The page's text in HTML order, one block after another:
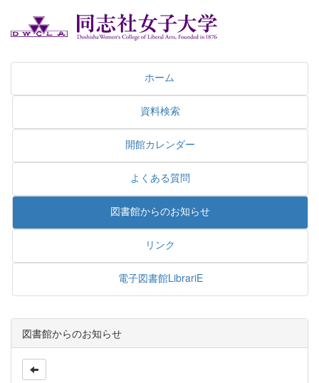
ホーム
資料検索
開館カレンダー
よくある質問
図書館からのお知らせ
リンク
電子図書館LibrariE
図書館からのお知らせ